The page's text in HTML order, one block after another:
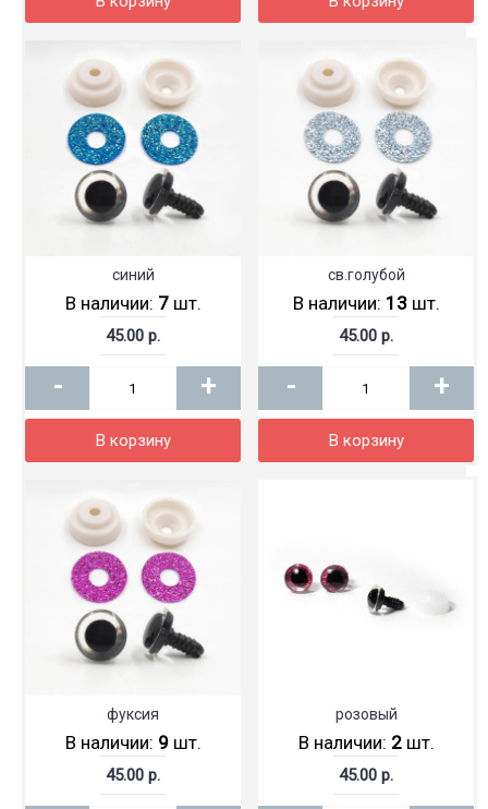
синий
В наличии: 7шт.
45.00 р.
- +
В корзину
св.голубой
В наличии: 13шт.
45.00 р.
- +
В корзину
фуксия
В наличии: 9шт.
45.00 р.
розовый
В наличии: 2шт.
45.00 р.